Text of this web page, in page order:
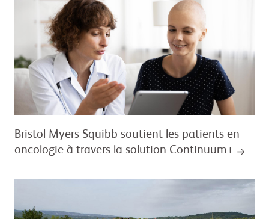
Bristol Myers Squibb soutient les patients en
oncologie à travers la solution Continuum+